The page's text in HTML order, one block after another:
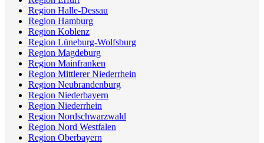
Region Halle-Dessau
Region Hamburg
Region Koblenz
Region Lüneburg-Wolfsburg
Region Magdeburg
Region Mainfranken
Region Mittlerer Niederrhein
Region Neubrandenburg
Region Niederbayern
Region Niederrhein
Region Nordschwarzwald
Region Nord Westfalen
Region Oberbayern